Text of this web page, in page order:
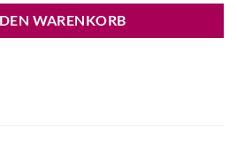
WARENKORB